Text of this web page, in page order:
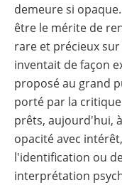
demeure si
être le mérite de
rare et précieux
inventait de façon
proposé au grand
porté par la
prêts, aujourd'hui,
opacité avec
l'identification ou
interprétation